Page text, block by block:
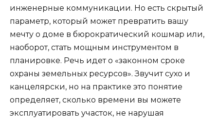
инженерные коммуникации. Но есть скрытый
параметр, который может превратить вашу
мечту о доме в бюрократический кошмар или,
наоборот, стать мощным инструментом в
планировке. Речь идет о «законном сроке
охраны земельных ресурсов». Звучит сухо и
канцелярски, но на практике это понятие
определяет, сколько времени вы можете
эксплуатировать участок, не нарушая